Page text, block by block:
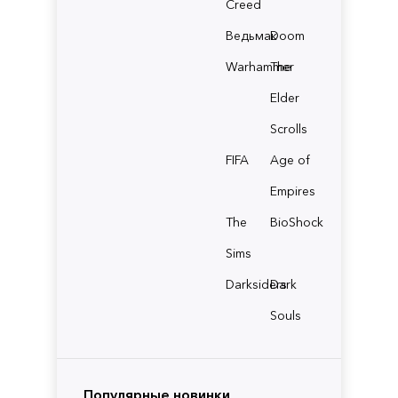
Creed
ВедьмакDoom
Warhammer
The
Elder
Scrolls
FIFA
Age of
Empires
The
Sims
BioShock
Darksiders
Dark
Souls
Популярные новинки